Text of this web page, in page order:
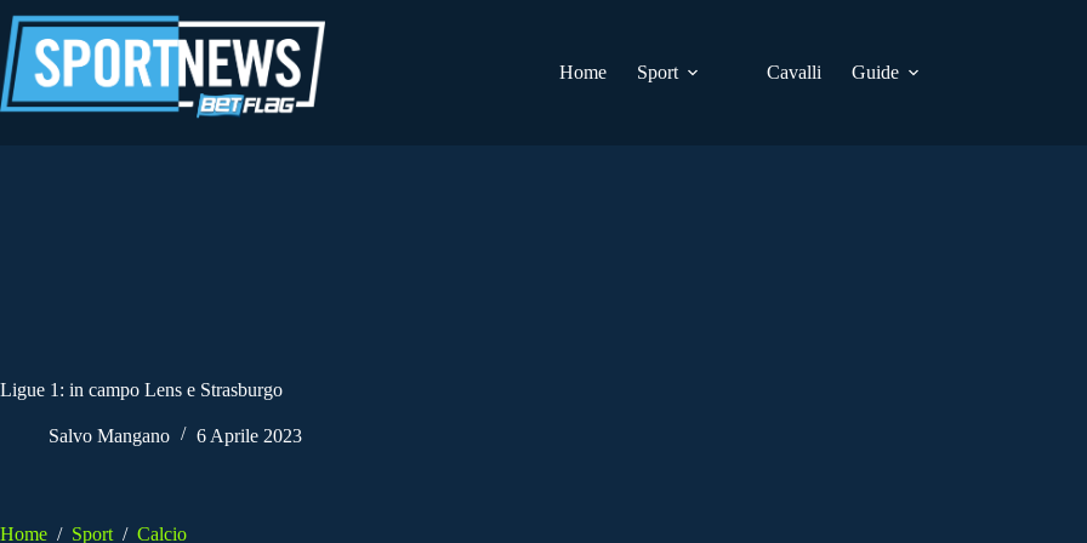
al
contenuto
Home
Sport Cavalli Guide
Ligue 1: in campo Lens e Strasburgo
Salvo Mangano 6 Aprile 2023
Home / Sport / Calcio